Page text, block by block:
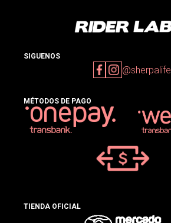
SIGUENOS
@sherpalife
MÉTODOS DE PAGO
TIENDA OFICIAL